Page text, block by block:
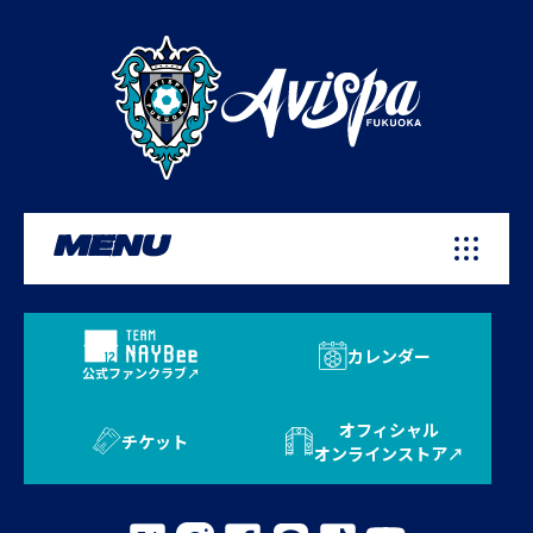
MENU
公式ファンクラブ
カレンダー
チケット
オフィシャル
オンラインストア